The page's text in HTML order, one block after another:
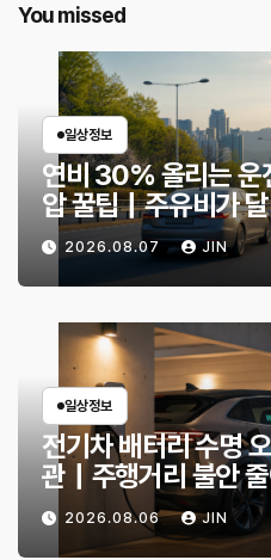
You missed
일상정보
연비 30% 올리는 운
압 꿀팁｜주유비가
2026.08.07 JIN
일상정보
전기차 배터리 수명
관｜주행거리 불안
2026.08.06 JIN